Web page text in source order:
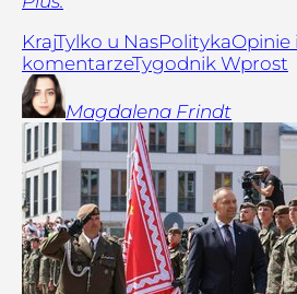
KrajTylko u NasPolitykaOpinie i
komentarzeTygodnik Wprost
Magdalena Frindt